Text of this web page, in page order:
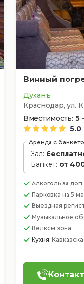
Винный
Духанъ
Краснодар, ул.
Вместимость:5
5.0
Аренда с
Зал:
Банкет: от
Алкогольза
Парковкана 5
Выездная
Музыкальное
Велком зона
Кухня: